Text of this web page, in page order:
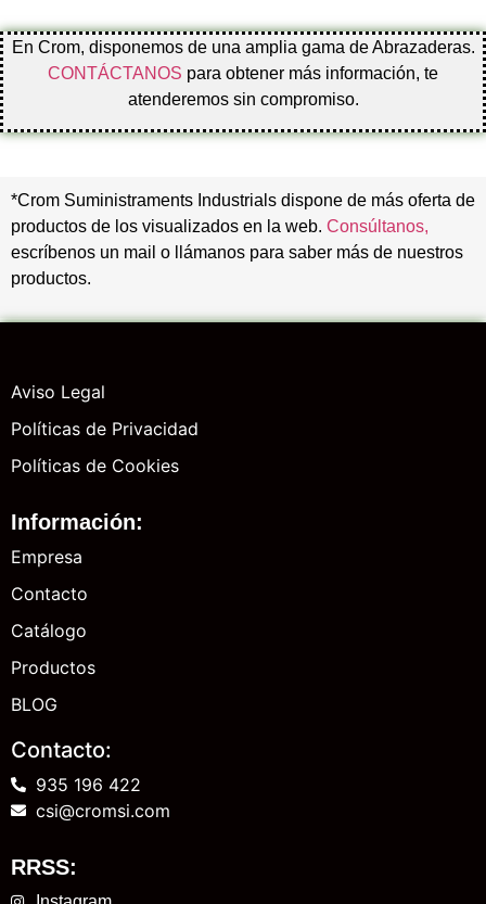
En Crom, disponemos de una amplia gama de Abrazaderas.
CONTÁCTANOS para obtener más información, te
atenderemos sin compromiso.
*Crom Suministraments Industrials dispone de más oferta de
productos de los visualizados en la web. Consúltanos,
escríbenos un mail o llámanos para saber más de nuestros
productos.
Aviso Legal
Políticas de Privacidad
Políticas de Cookies
Información:
Empresa
Contacto
Catálogo
Productos
BLOG
Contacto:
935 196 422
csi@cromsi.com
RRSS: